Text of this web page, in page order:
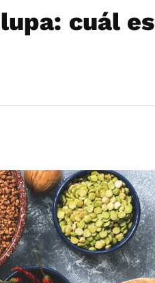
cuál es